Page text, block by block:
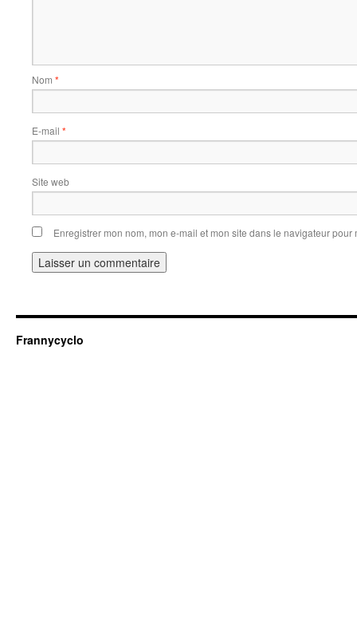
Nom *
E-mail *
Site web
Enregistrer mon nom, mon e-mail et mon site dans le navigateur
Frannycyclo